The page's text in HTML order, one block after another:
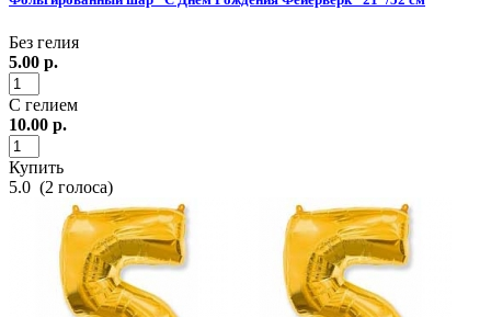
Без гелия
5.00 р.
С гелием
10.00 р.
Купить
5.0 (2 голоса)